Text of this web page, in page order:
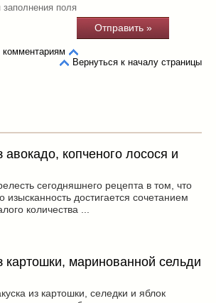
поля
комментариям
Вернуться к началу страницы
авокадо, копченого лосося и
сегодняшнего рецепта в том, что
изысканность достигается сочетанием
количества ...
картошки, маринованной сельди
из картошки, селедки и яблок